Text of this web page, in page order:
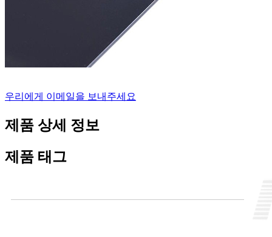
우리에게 이메일을 보내주세요
제품 상세 정보
제품 태그